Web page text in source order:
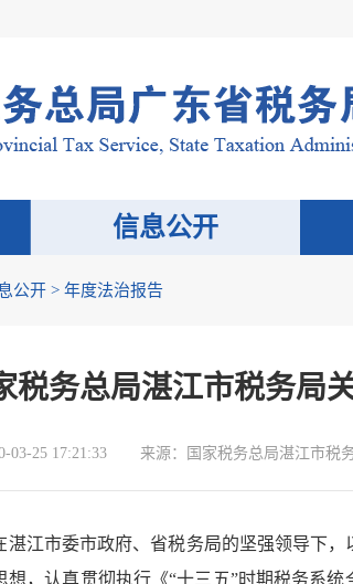
信息公开
公开 > 年度法治报告
税务总局湛江市税务局
03-25 17:21:33 来源： 国家税务总局湛江市税
湛江市委市政府、省税务局的坚强领导下
想，认真贯彻执行《“十三五”时期税务系